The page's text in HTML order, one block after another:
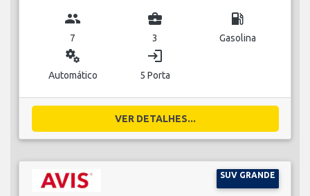
group
7
business_center
3
local_gas_station
Gasolina
miscellaneous_services
Automático
login
5 Porta
VER DETALHES...
SUV GRANDE